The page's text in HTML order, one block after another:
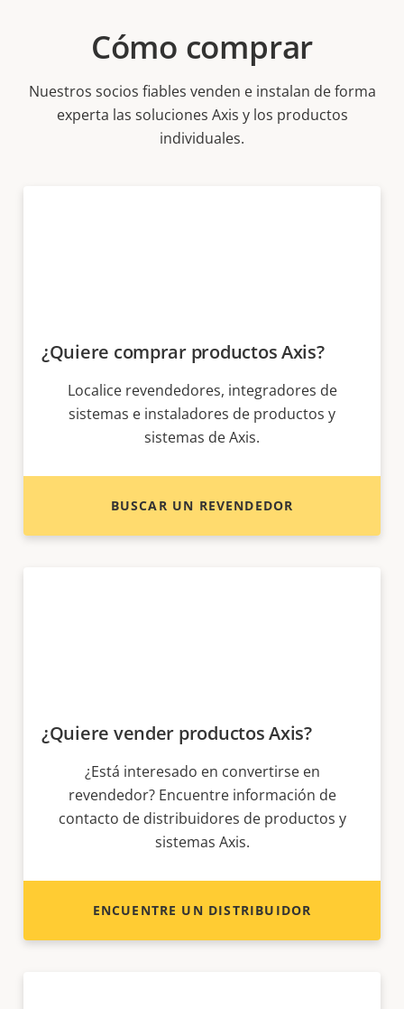
Cómo comprar
Nuestros socios fiables venden e instalan de forma
experta las soluciones Axis y los productos
individuales.
¿Quiere comprar productos Axis?
Localice revendedores, integradores de
sistemas e instaladores de productos y
sistemas de Axis.
BUSCAR UN REVENDEDOR
¿Quiere vender productos Axis?
¿Está interesado en convertirse en
revendedor? Encuentre información de
contacto de distribuidores de productos y
sistemas Axis.
ENCUENTRE UN DISTRIBUIDOR